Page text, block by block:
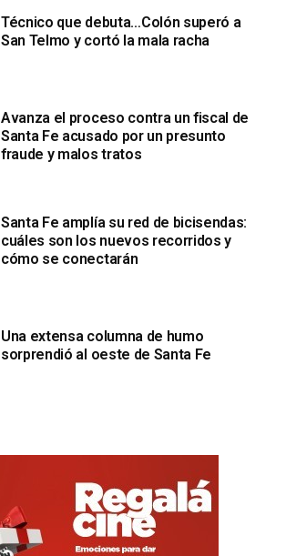
Técnico que debuta…Colón superó a
San Telmo y cortó la mala racha
Avanza el proceso contra un fiscal de
Santa Fe acusado por un presunto
fraude y malos tratos
Santa Fe amplía su red de bicisendas:
cuáles son los nuevos recorridos y
cómo se conectarán
Una extensa columna de humo
sorprendió al oeste de Santa Fe